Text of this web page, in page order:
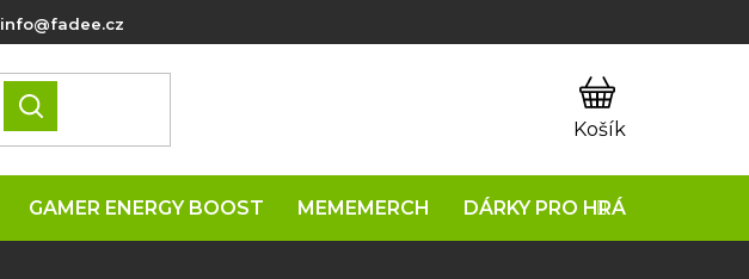
info@fadee.cz
HLEDAT
GAMER ENERGY BOOST MEMEMERCH DÁRKY PRO HRÁČE